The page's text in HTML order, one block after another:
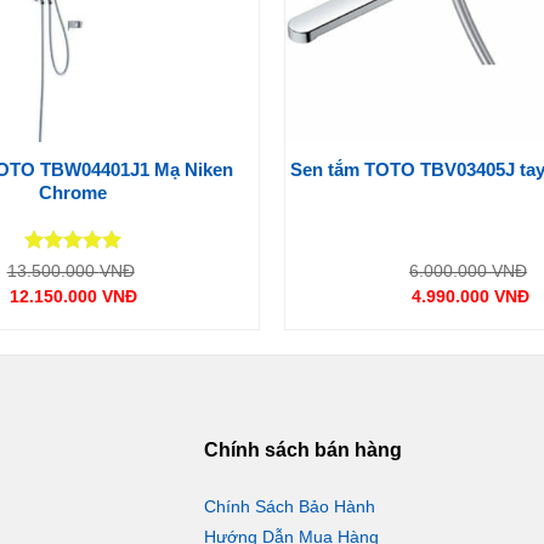
nổi bật nhé:
không gian phòng vệ sinh.
TBW04401J1 Mạ Niken
Chrome
Được xếp
hạng55
sao
13.500.000VNĐ
12.150.000 VNĐ
Sen tắm TOTO TBV03405J
6.000.000VNĐ
4.990.000VNĐ
Chính sách bán hàng
Chính Sách Bảo Hành
Hướng Dẫn Mua Hàng